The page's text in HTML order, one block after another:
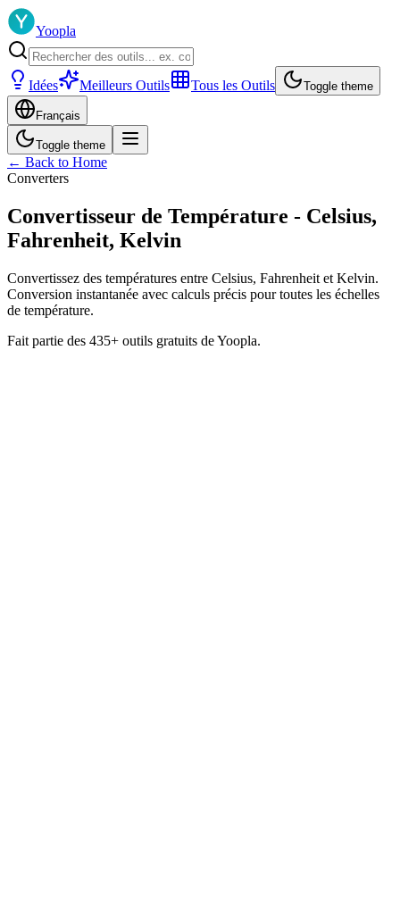
Yoopla
Idées Meilleurs Outils Tous les Outils Toggle theme
Français
Toggle theme
← Back to Home
Converters
Convertisseur de Température - Celsius,
Fahrenheit, Kelvin
Convertissez des températures entre Celsius, Fahrenheit et Kelvin.
Conversion instantanée avec calculs précis pour toutes les échelles
de température.
Fait partie des 435+ outils gratuits de Yoopla.